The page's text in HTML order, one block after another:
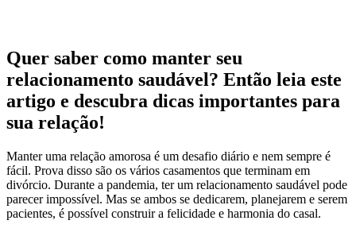
Quer saber como manter seu
relacionamento saudável? Então leia este
artigo e descubra dicas importantes para
sua relação!
Manter uma relação amorosa é um desafio diário e nem sempre é
fácil. Prova disso são os vários casamentos que terminam em
divórcio. Durante a pandemia, ter um relacionamento saudável pode
parecer impossível. Mas se ambos se dedicarem, planejarem e serem
pacientes, é possível construir a felicidade e harmonia do casal.